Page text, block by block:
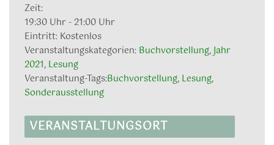
Zeit:
19:30 Uhr - 21:00 Uhr
Eintritt: Kostenlos
Veranstaltungskategorien: Buchvorstellung, Jahr
2021, Lesung
Veranstaltung-Tags:Buchvorstellung, Lesung,
Sonderausstellung
VERANSTALTUNGSORT